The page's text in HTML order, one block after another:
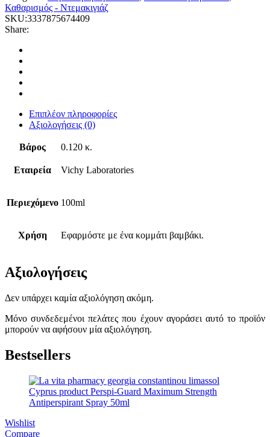
Remover,
100ml
quantity
Καθαρισμός - Ντεμακιγιάζ
SKU:3337875674409
Share:
Επιπλέον πληροφορίες
Αξιολογήσεις (0)
Βάρος 0.120 κ.
Εταιρεία Vichy Laboratories
Περιεχόμενο 100ml
Χρήση Εφαρμόστε με ένα κομμάτι βαμβάκι.
Αξιολογήσεις
Δεν υπάρχει καμία αξιολόγηση ακόμη.
Μόνο συνδεδεμένοι πελάτες που έχουν αγοράσει αυτό το προϊόν
μπορούν να αφήσουν μία αξιολόγηση.
Bestsellers
Wishlist
Compare